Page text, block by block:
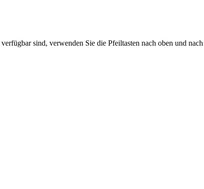
sind, verwenden Sie die Pfeiltasten nach oben und